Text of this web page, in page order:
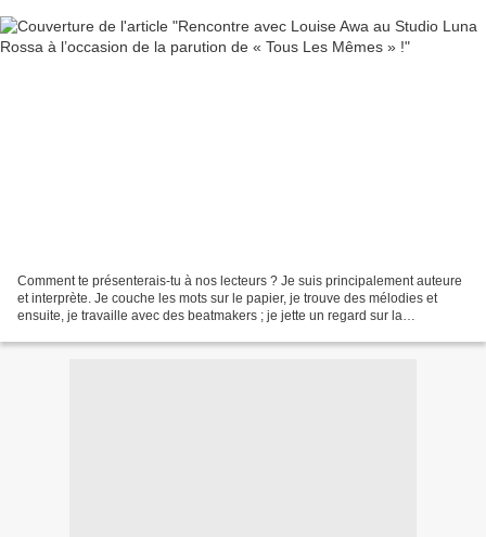
Comment te présenterais-tu à nos lecteurs ? Je suis principalement auteure
et interprète. Je couche les mots sur le papier, je trouve des mélodies et
ensuite, je travaille avec des beatmakers ; je jette un regard sur la